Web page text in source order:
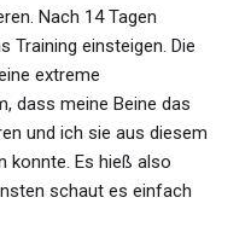
Nach 14 Tagen
Training einsteigen. Die
extreme
dass meine Beine das
und ich sie aus diesem
konnte. Es hieß also
schaut es einfach